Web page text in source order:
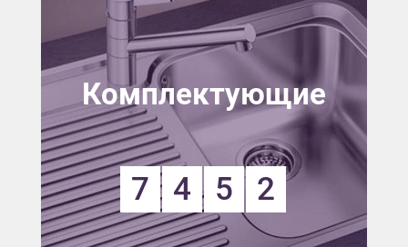
Комплектующие
7 4 5 2